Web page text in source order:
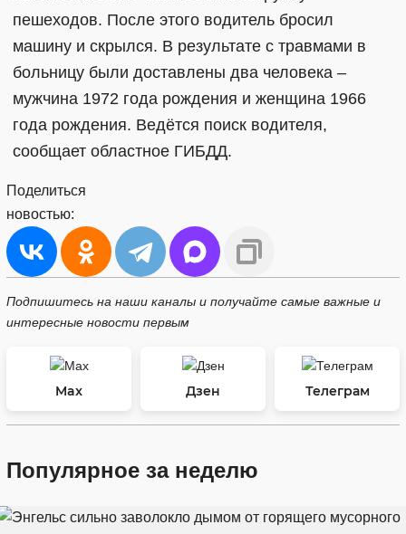
пешеходов. После этого водитель бросил
машину и скрылся. В результате с травмами в
больницу были доставлены два человека –
мужчина 1972 года рождения и женщина 1966
года рождения. Ведётся поиск водителя,
сообщает областное ГИБДД.
Поделиться
новостью:
Подпишитесь на наши каналы и получайте самые важные и
интересные новости первым
Max Дзен Телеграм
Популярное за неделю